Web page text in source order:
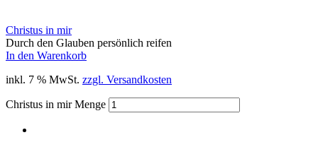
Christus in mir
Durch den Glauben persönlich reifen
In den Warenkorb
inkl. 7 % MwSt. zzgl. Versandkosten
Christus in mir Menge